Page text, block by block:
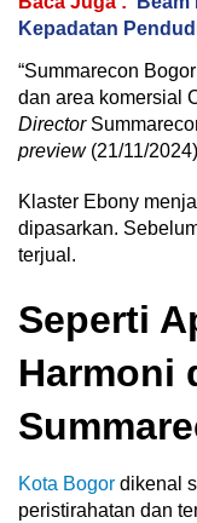
Kepadatan
“Summarecon
dan area komersial
Director
preview(21/11/
Klaster Ebony
dipasarkan.
terjual.
Seperti
Harmoni
Kota Bogor dikenal
peristirahatan dan